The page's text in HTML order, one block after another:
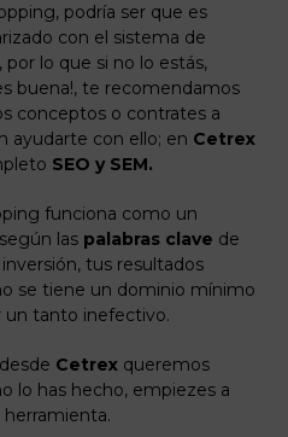
podría ser que es
con el sistema de
por lo que si no lo estás,
buena!, te recomendamos
conceptos o contrates a
ayudarte con ello; en Cetrex
SEO y SEM.
funciona como un
las palabras clave de
tus resultados
se tiene un dominio mínimo
un tanto inefectivo.
Cetrex queremos
lo has hecho, empiezes a